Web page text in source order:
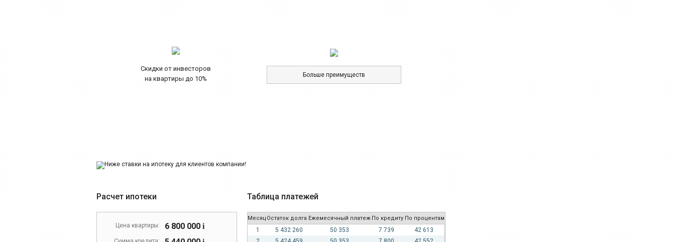
Скидки от инвесторов
на квартиры до 10%
Больше преимуществ
Расчет ипотеки
Цена квартиры: 6 800 000 i
Таблица платежей
Месяц Остаток долга Ежемесячный платеж По кредиту По процентам
1 5 432 260 50 353 7 739
42 613